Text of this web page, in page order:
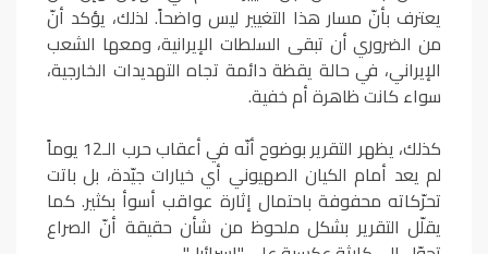
يعترف بأنّ مسار هذا التغيير ليس واضحاً. لذلك، يؤكد أنّ
من الضروري أن تبقى السلطات الإيرانية، ومعها الشعب
الإيراني، في حالة يقظة دائمة تجاه التهديدات الخارجية،
سواء كانت ظاهرة أم خفية.
كذلك، يظهر التقرير بوضوح أنّه في أعقاب حرب الـ12 يوماً
لم يعد أمام الكيان الصهيوني أي خيارات جيّدة، بل باتت
تحرّكاته محفوفة باحتمال إثارة عواقب أسوأ بكثير. كما
يقلّل التقرير بشكل ملحوظ من شأن حقيقة أنّ الصراع